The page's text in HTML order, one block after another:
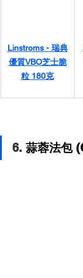
Linstroms - 瑞典
優質VBO芝士脆
粒 180克
6. 蒜蓉法包